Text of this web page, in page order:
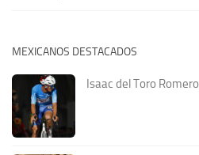
MEXICANOS DESTACADOS
Isaac del Toro Romero